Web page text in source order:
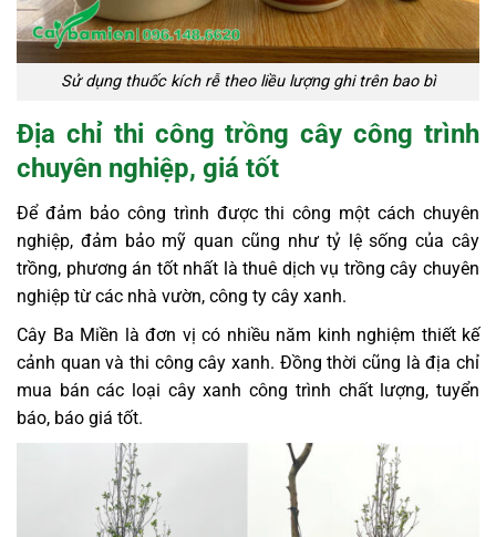
Sử dụng thuốc kích rễ theo liều lượng ghi trên bao bì
Địa chỉ thi công trồng cây công trình
chuyên nghiệp, giá tốt
Để đảm bảo công trình được thi công một cách chuyên
nghiệp, đảm bảo mỹ quan cũng như tỷ lệ sống của cây
trồng, phương án tốt nhất là thuê dịch vụ trồng cây chuyên
nghiệp từ các nhà vườn, công ty cây xanh.
Cây Ba Miền là đơn vị có nhiều năm kinh nghiệm thiết kế
cảnh quan và thi công cây xanh. Đồng thời cũng là địa chỉ
mua bán các loại cây xanh công trình chất lượng, tuyển
báo, báo giá tốt.